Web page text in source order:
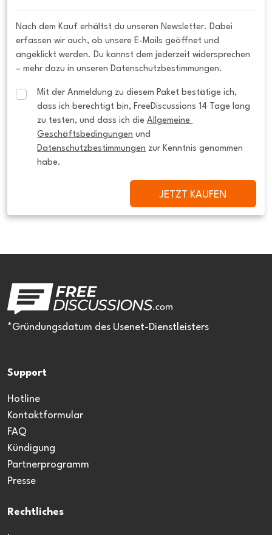
Nach dem Kauf erhältst du unseren Newsletter. Dabei
erfassen wir auch, ob unsere E-Mails geöffnet und
angeklickt werden. Du kannst dem jederzeit widersprechen
– mehr dazu in unseren Datenschutzbestimmungen.
Mit der Anmeldung zu diesem Paket bestätige ich,
dass ich berechtigt bin, FreeDiscussions 14 Tage lang
zu testen, und dass ich die Allgemeine
Geschäftsbedingungen
Datenschutzbestimmungen zur Kenntnis genommen
habe.
JETZT KAUFEN
*Gründungsdatum des Usenet-Dienstleisters
Support
Hotline
Kontaktformular
FAQ
Kündigung
Partnerprogramm
Presse
Rechtliches